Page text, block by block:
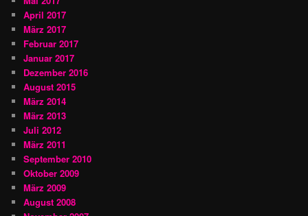
April 2017
März 2017
Februar 2017
Januar 2017
Dezember 2016
August 2015
März 2014
März 2013
Juli 2012
März 2011
September 2010
Oktober 2009
März 2009
August 2008